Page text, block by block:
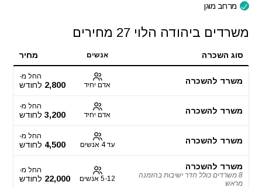
מרחב מוגן
משרדים ביהודה הלוי 27 מחירים
סוג השכרה אנשים מחיר
משרד להשכרה אדם יחיד
החל מ-
2,800 לחודש
משרד להשכרה אדם יחיד
החל מ-
3,200 לחודש
משרד להשכרה עד 4 אנשים
החל מ-
4,500 לחודש
משרד להשכרה
8 משרדים כולל חדר ישיבות בהזמנה
מראש
5-12 אנשים
החל מ-
22,000 לחודש